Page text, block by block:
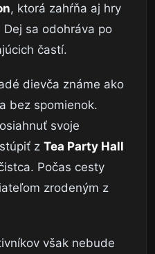
, ktorá zahŕňa aj hry
Dej sa odohráva po
častí.
dievča známe ako
bez spomienok.
svoje
z Tea Party Hall
Počas cesty
zrodeným z
však nebude